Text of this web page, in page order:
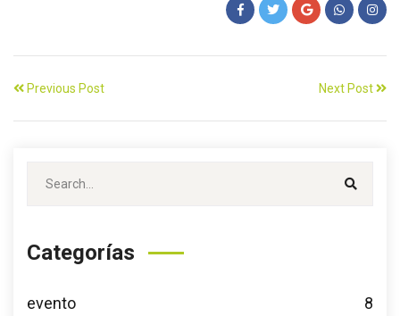
Previous Post Next Post
Categorías
evento 8